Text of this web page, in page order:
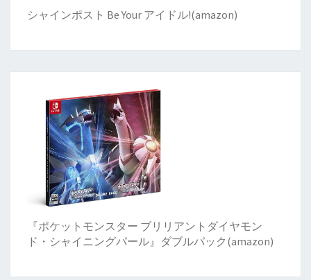
シャインポスト Be Your アイドル!(amazon)
『ポケットモンスター ブリリアントダイヤモン
ド・シャイニングパール』ダブルパック(amazon)